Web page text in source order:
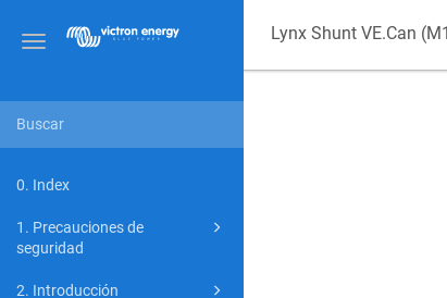
Toggle
0. Index
1. Precauciones de
seguridad
2. Introducción
Lynx Shunt VE.Can